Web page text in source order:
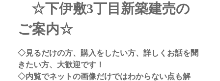
☆下伊敷3丁目新築建売の
ご案内☆
◇見るだけの方、購入をしたい方、詳しくお話を聞
きたい方、大歓迎です！
◇内覧でネットの画像だけではわからない点も解